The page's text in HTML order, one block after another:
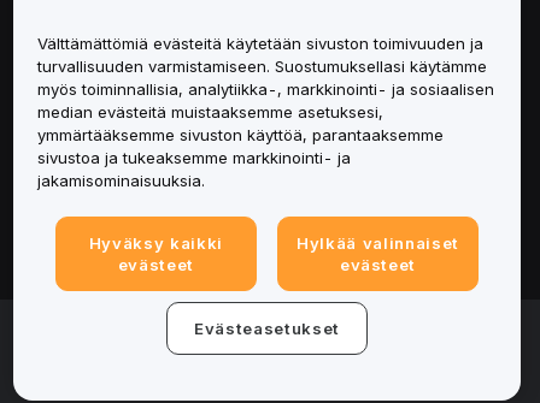
Palvelut
Tuki
Tuotteet
Lakiasiat
© 2025-2026 Bybit.eu. All rights reserved.
Välttämättömiä evästeitä käytetään sivuston toimivuuden ja
turvallisuuden varmistamiseen. Suostumuksellasi käytämme
myös toiminnallisia, analytiikka-, markkinointi- ja sosiaalisen
median evästeitä muistaaksemme asetuksesi,
ymmärtääksemme sivuston käyttöä, parantaaksemme
sivustoa ja tukeaksemme markkinointi- ja
jakamisominaisuuksia.
Hyväksy kaikki
evästeet
Hylkää valinnaiset
evästeet
Evästeasetukset